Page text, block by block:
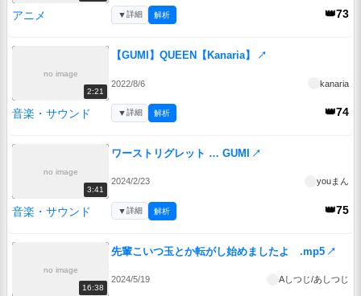
アニメ 👑73
▼詳細 解析
no image
2:21
【GUMI】QUEEN【Kanaria】 ↗
2022/8/6 kanaria
音楽・サウンド 👑74
▼詳細 解析
no image
3:41
ワーストリグレット … GUMI ↗
2024/2/23 youまん
音楽・サウンド 👑75
▼詳細 解析
no image
16:38
先輩こいつ玉とか転がし始めましたよ .mp5 ↗
2024/5/19 Aしつじ/あしつじ